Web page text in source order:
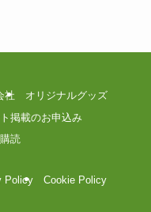
社
オリジナルグッズ
掲載のお申込み
読
Policy
Cookie Policy